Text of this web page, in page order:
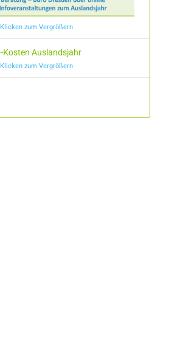
Klicken zum Vergrößern
Klicken zum Vergrößern